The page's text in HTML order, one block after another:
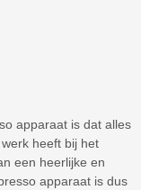
apparaat is dat alles
heeft bij het
een heerlijke en
apparaat is dus